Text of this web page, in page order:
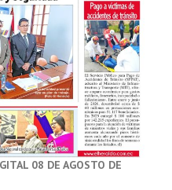
08 DE AGOSTO DE